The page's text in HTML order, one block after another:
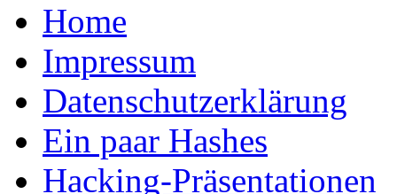
Home
Impressum
Datenschutzerklärung
Ein paar Hashes
Hacking-Präsentationen